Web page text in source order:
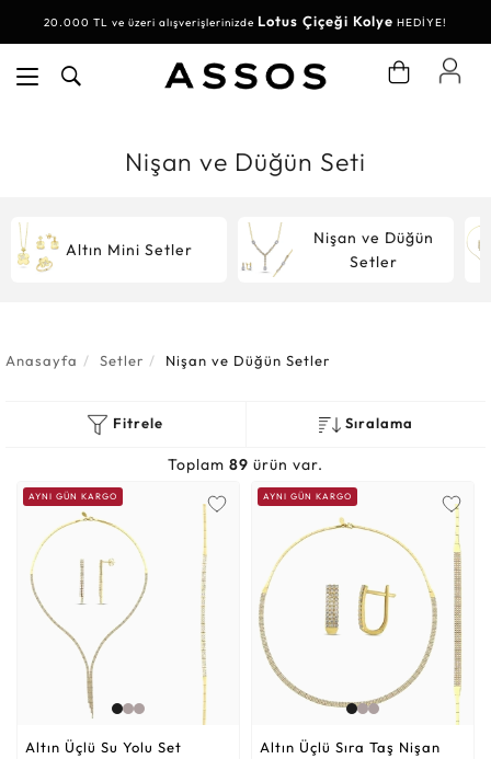
20.000 TL ve üzeri alışverişlerinizde Lotus Çiçeği Kolye HEDİYE!
30.000 TL ve üzeri alışverişlerinizdeSu Yolu BileklikHEDİYE!
Nişan ve Düğün Seti
Altın Mini Setler
Nişan ve Düğün
Setler
Anasayfa Setler Nişan ve Düğün Setler
Fitrele Sıralama
Toplam 89 ürün var.
AYNI GÜN KARGO
Altın Üçlü Su Yolu Set
AYNI GÜN KARGO
Altın Üçlü Sıra Taş Nişan